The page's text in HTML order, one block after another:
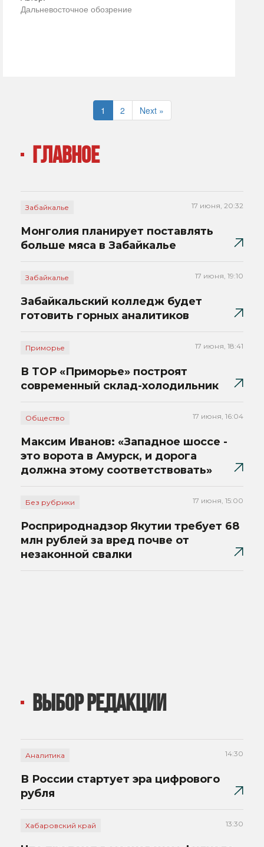
Дальневосточное обозрение
1 2 Next »
ГЛАВНОЕ
Забайкалье 17 июня, 20:32
Монголия планирует поставлять
больше мяса в Забайкалье
Забайкалье 17 июня, 19:10
Забайкальский колледж будет
готовить горных аналитиков
Приморье 17 июня, 18:41
В ТОР «Приморье» построят
современный склад-холодильник
Общество 17 июня, 16:04
Максим Иванов: «Западное шоссе -
это ворота в Амурск, и дорога
должна этому соответствовать»
Без рубрики 17 июня, 15:00
Росприроднадзор Якутии требует 68
млн рублей за вред почве от
незаконной свалки
ВЫБОР РЕДАКЦИИ
Аналитика 14:30
В России стартует эра цифрового
рубля
Хабаровский край 13:30